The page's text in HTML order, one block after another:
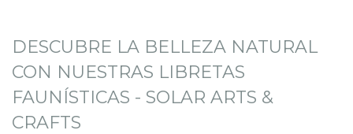
DESCUBRE LA BELLEZA NATURAL
CON NUESTRAS LIBRETAS
FAUNÍSTICAS - SOLAR ARTS &
CRAFTS